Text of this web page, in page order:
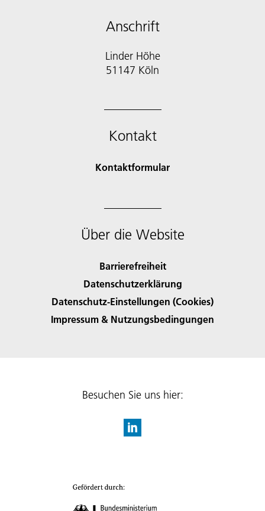
Anschrift
Linder Höhe
51147 Köln
Kontakt
Kontaktformular
Über die Website
Barrierefreiheit
Datenschutzerklärung
Datenschutz-Einstellungen (Cookies)
Impressum & Nutzungsbedingungen
Besuchen Sie uns hier: